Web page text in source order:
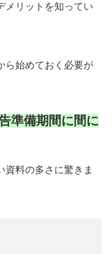
メリットを知ってい
ら始めておく必要が
準備期間に間に
資料の多さに驚きま